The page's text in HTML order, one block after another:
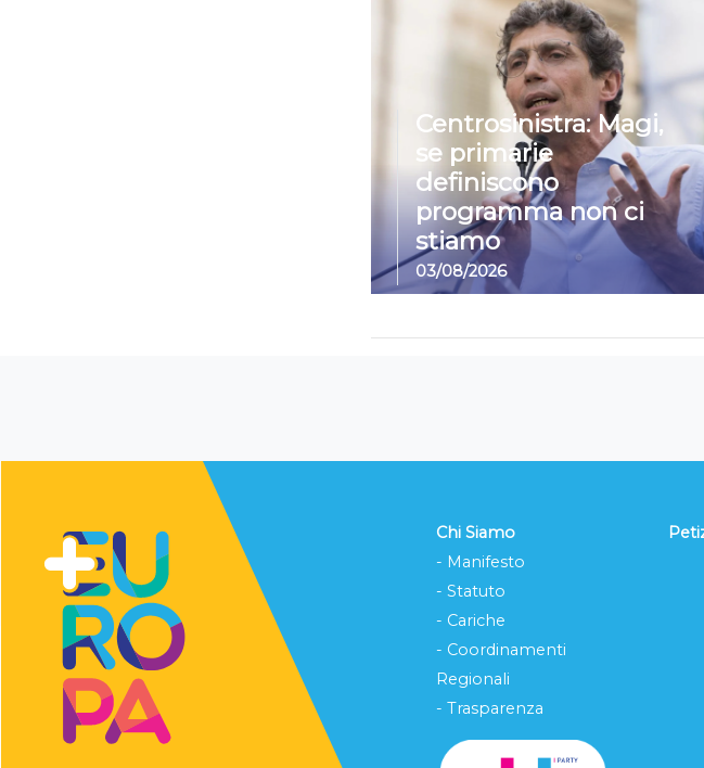
Centrosinistra: Magi,
se primarie
definiscono
programma non ci
stiamo
03/08/2026
Chi Siamo
- Manifesto
- Statuto
- Cariche
- Coordinamenti
Regionali
- Trasparenza